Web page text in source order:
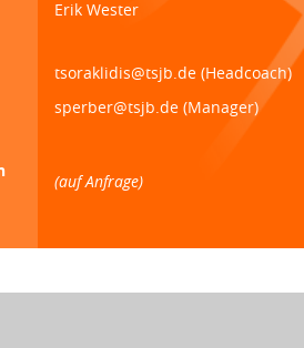
Erik Wester
tsoraklidis@tsjb.de (Headcoach)
sperber@tsjb.de (Manager)
(auf Anfrage)